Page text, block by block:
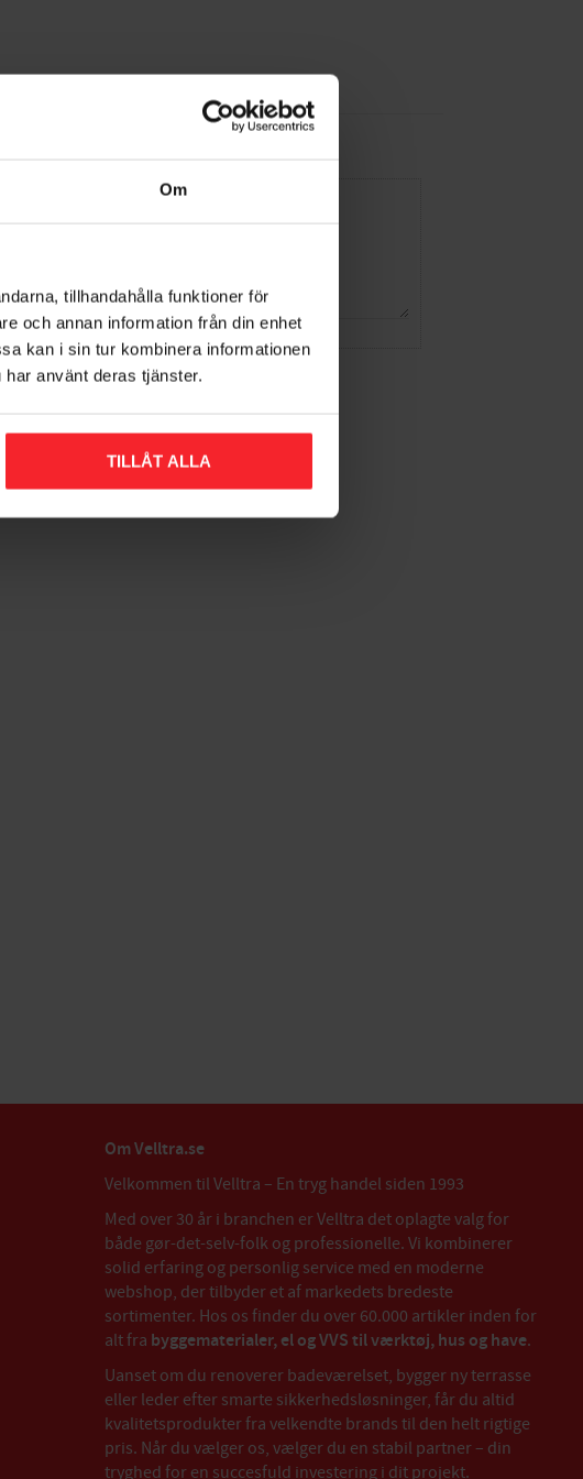
Om
tillhandahålla funktioner för
och annan information från din enhet
kan i sin tur kombinera informationen
använt deras tjänster.
TILLÅT ALLA
Om Velltra.se
Velkommen til Velltra – En tryg handel siden 1993
Med over 30 år i branchen er Velltra det oplagte valg for
både gør-det-selv-folk og professionelle. Vi kombinerer
solid erfaring og personlig service med en moderne
webshop, der tilbyder et af markedets bredeste
sortimenter. Hos os finder du over 60.000 artikler inden for
alt fra byggematerialer, el og VVS til værktøj, hus og have.
Uanset om du renoverer badeværelset, bygger ny terrasse
eller leder efter smarte sikkerhedsløsninger, får du altid
kvalitetsprodukter fra velkendte brands til den helt rigtige
pris. Når du vælger os, vælger du en stabil partner – din
tryghed for en succesfuld investering i dit projekt.